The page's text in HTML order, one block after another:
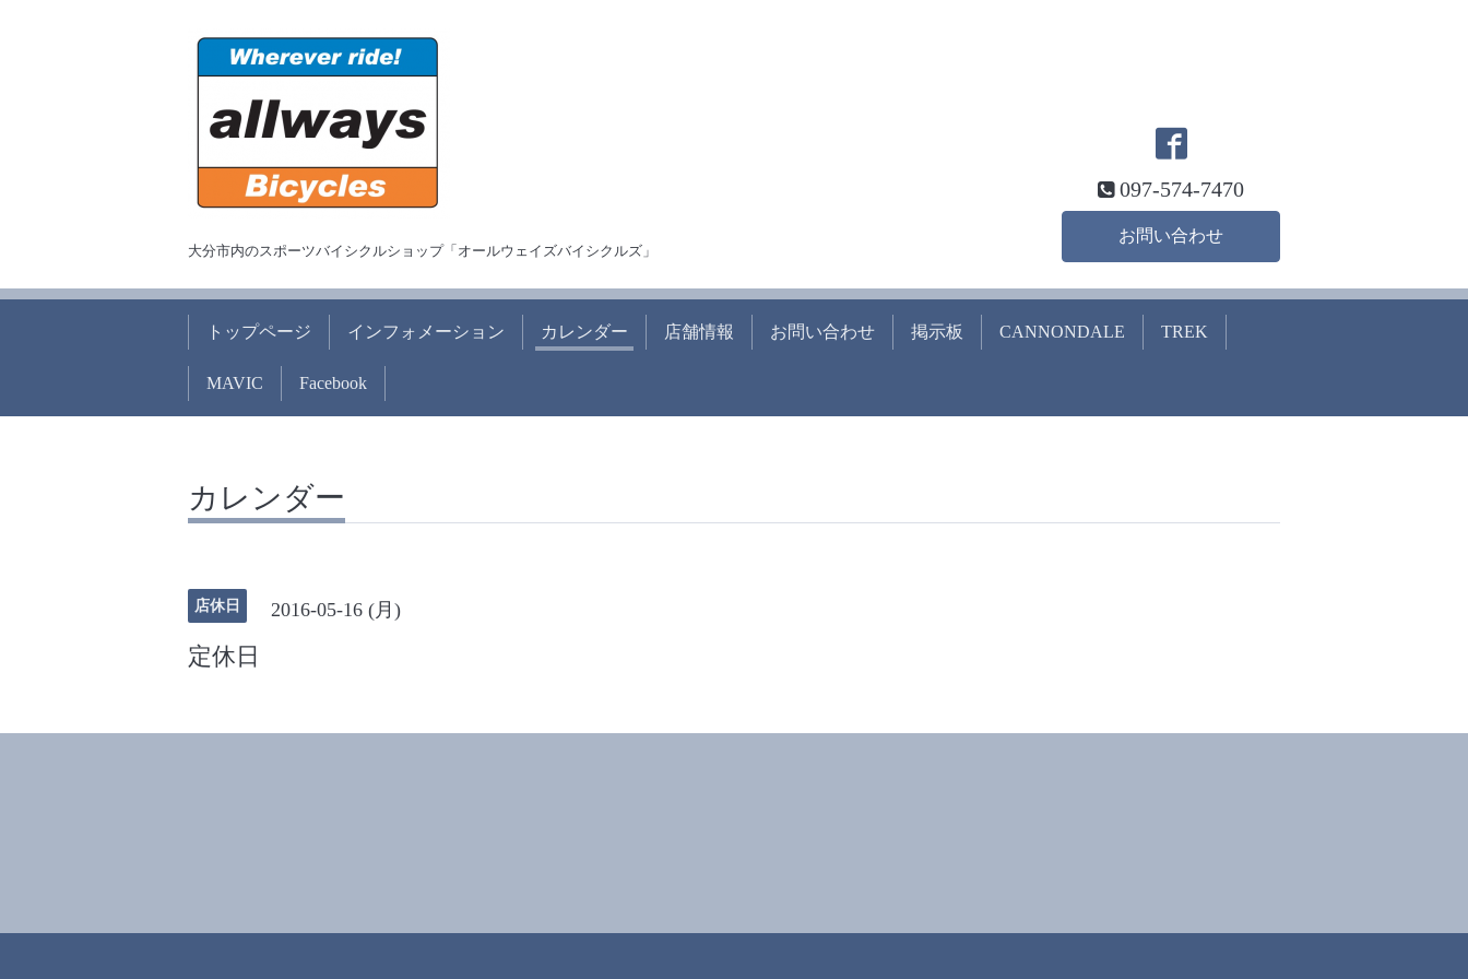
大分市内のスポーツバイシクルショップ「オールウェイズバイシクルズ」
097-574-7470
お問い合わせ
トップページ インフォメーション カレンダー 店舗情報 お問い合わせ 掲示板 CANNONDALE TREK
MAVIC Facebook
カレンダー
店休日 2016-05-16 (月)
定休日